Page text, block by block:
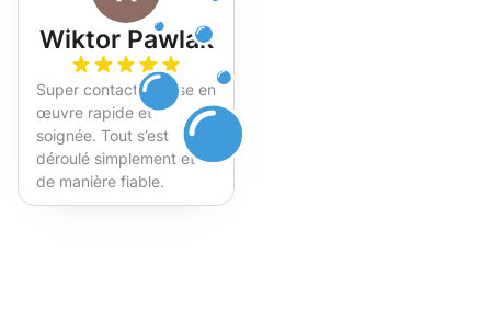
Wiktor Pawlak
Super contact et mise en
œuvre rapide et
soignée. Tout s’est
déroulé simplement et
de manière fiable.
Fortement recommandé !